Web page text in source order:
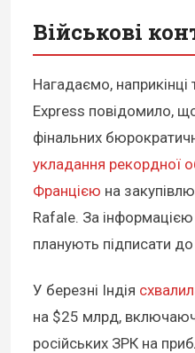
Військові
Нагадаємо,
Express повідомило,
фінальних
укладання рекордної
Францією на
Rafale. За
планують підписати
У березні Індія
на $25 млрд,
російських ЗРК на